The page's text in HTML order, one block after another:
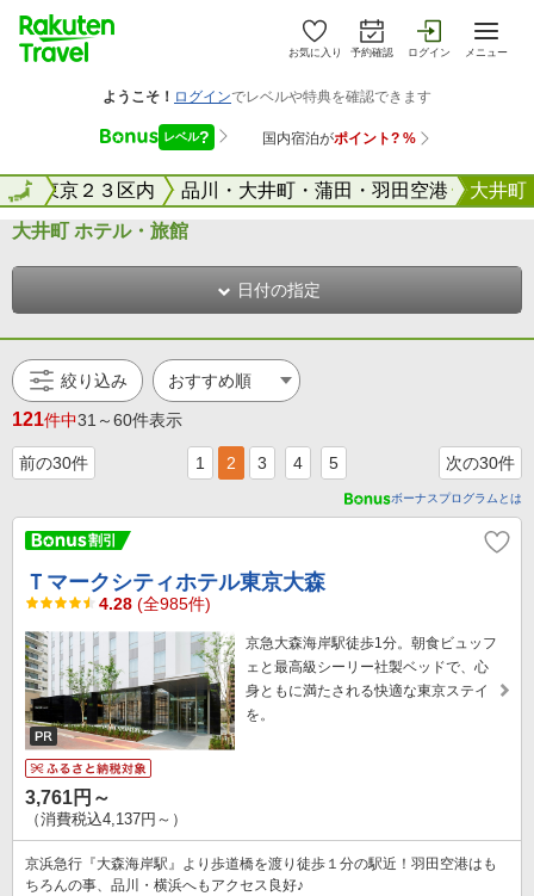
お気に入り 予約確認 ログイン メニュー
東京２３区内 品川・大井町・蒲田・羽田空港 大井町
全国
大井町 ホテル・旅館
日付の指定
絞り込み
121件中31～60件表示
前の30件 1 2 3 4 5 次の30件
ボーナスプログラムとは
Ｔマークシティホテル東京大森
4.28 (全985件)
京急大森海岸駅徒歩1分。朝食ビュッフ
ェと最高級シーリー社製ベッドで、心
身ともに満たされる快適な東京ステイ
を。
3,761円～
（消費税込4,137円～）
京浜急行『大森海岸駅』より歩道橋を渡り徒歩１分の駅近！羽田空港はも
ちろんの事、品川・横浜へもアクセス良好♪